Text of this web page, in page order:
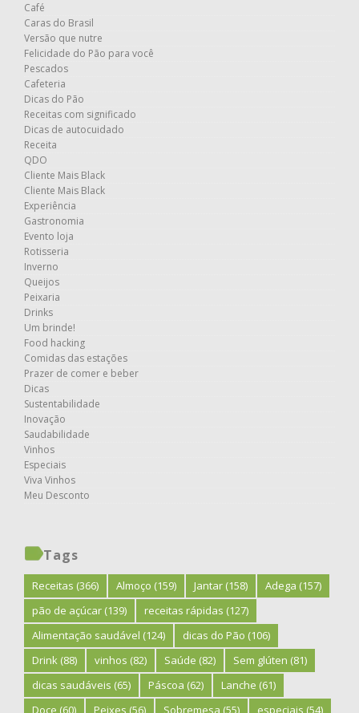
Café
Caras do Brasil
Versão que nutre
Felicidade do Pão para você
Pescados
Cafeteria
Dicas do Pão
Receitas com significado
Dicas de autocuidado
Receita
QDO
Cliente Mais Black
Cliente Mais Black
Experiência
Gastronomia
Evento loja
Rotisseria
Inverno
Queijos
Peixaria
Drinks
Um brinde!
Food hacking
Comidas das estações
Prazer de comer e beber
Dicas
Sustentabilidade
Inovação
Saudabilidade
Vinhos
Especiais
Viva Vinhos
Meu Desconto
Tags
Receitas (366) Almoço (159) Jantar (158) Adega (157)
pão de açúcar (139) receitas rápidas (127)
Alimentação saudável (124) dicas do Pão (106)
Drink (88) vinhos (82) Saúde (82) Sem glúten (81)
dicas saudáveis (65) Páscoa (62) Lanche (61)
Doce (60) Peixes (56) Sobremesa (55) especiais (54)